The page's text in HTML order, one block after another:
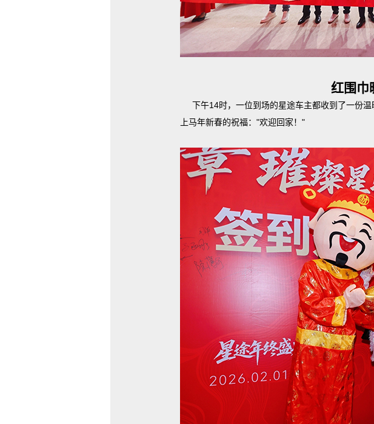
红围巾
下午14时，一位到场的星途车主都收到了一份
上马年新春的祝福："欢迎回家！"